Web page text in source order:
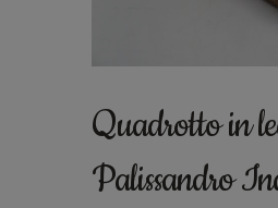
Quadrotto in
Palissandro